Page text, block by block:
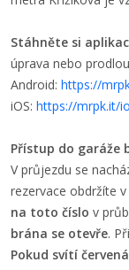
Stáhněte si
úprava nebo
Android: https://
iOS: https://mrpk.it/
Přístup do garáže
V průjezdu se
rezervace obdržíte
na toto číslo v
brána se otevře.
Pokud svítí